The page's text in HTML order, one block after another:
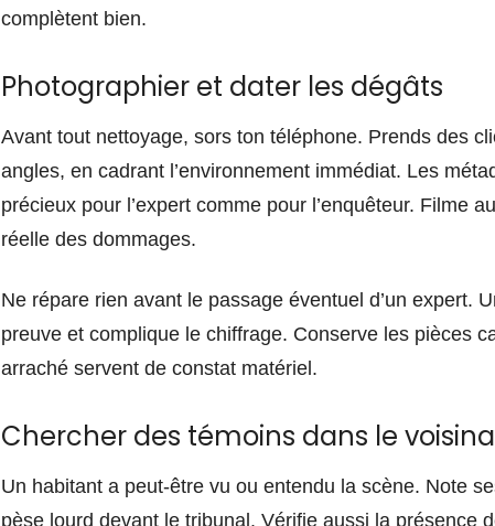
complètent bien.
Photographier et dater les dégâts
Avant tout nettoyage, sors ton téléphone. Prends des
angles, en cadrant l’environnement immédiat. Les
précieux pour l’expert comme pour l’enquêteur. Filme
réelle des dommages.
Ne répare rien avant le passage éventuel d’un expert.
preuve et complique le chiffrage. Conserve les pièces
arraché servent de constat matériel.
Chercher des témoins dans le
Un habitant a peut-être vu ou entendu la scène. Note
pèse lourd devant le tribunal. Vérifie aussi la présence